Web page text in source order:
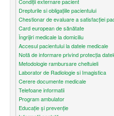
Drepturile si obligațiile pacientului
Chestionar de evaluare a satisfacției
Card european de sănătate
Îngrijiri medicale la domiciliu
Accesul pacientului la datele medicale
Notă de informare privind protecţia
Metodologie rambursare cheltuieli
Laborator de Radiologie si Imagistica
Cerere documente medicale
Telefoane informatii
Program ambulator
Educație și prevenție